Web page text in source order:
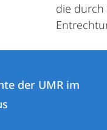
die
der UMR im